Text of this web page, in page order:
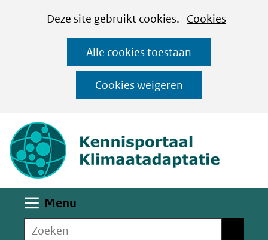
CookiesDeze site gebruikt cookies. Cookies
op
deze
website
worden
toegestaan
Alle cookies toestaan
Cookies weigeren
Ga
naar
de
inhoud
Menu
Zoeken